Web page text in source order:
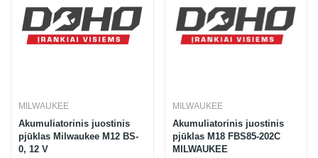
MILWAUKEE
Akumuliatorinis juostinis
pjūklas Milwaukee M12 BS-
0, 12 V
MILWAUKEE
Akumuliatorinis juostinis
pjūklas M18 FBS85-202C
MILWAUKEE